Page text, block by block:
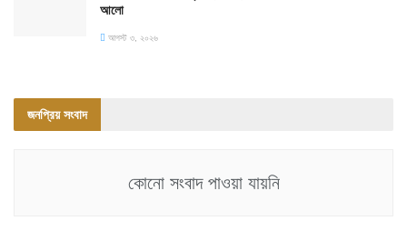
আলো
আগস্ট ৩, ২০২৬
জনপ্রিয় সংবাদ
কোনো সংবাদ পাওয়া যায়নি